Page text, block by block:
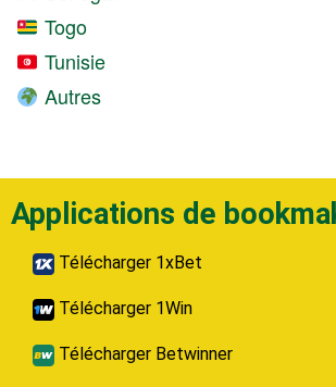
Togo
Tunisie
Autres
Applications de
Télécharger 1xBet
Télécharger 1Win
Télécharger Betwinner